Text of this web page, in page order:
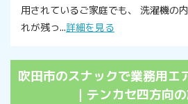
用されているご家庭でも、 洗濯機の
れが残っ...詳細を見る
吹田市のスナックで業務用エ
｜テンカセ四方向